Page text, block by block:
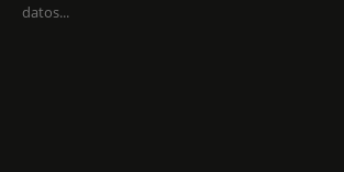
datos...